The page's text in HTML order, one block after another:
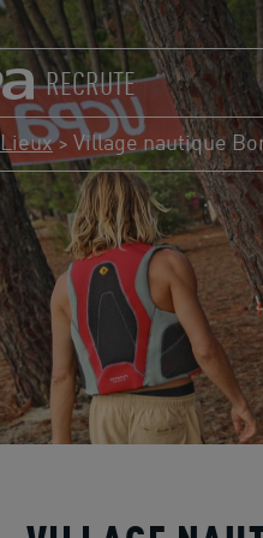
RECRUTE
Lieux> Village nautique